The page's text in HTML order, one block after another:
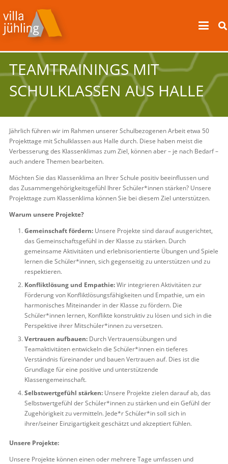
TEAMTRAININGS MIT
SCHULKLASSEN AUS HALLE
Jährlich führen wir im Rahmen unserer Schulbezogenen Arbeit etwa 50
Projekttage mit Schulklassen aus Halle durch. Diese haben meist die
Verbesserung des Klassenklimas zum Ziel, können aber – je nach Bedarf –
auch andere Themen bearbeiten.
Möchten Sie das Klassenklima an Ihrer Schule positiv beeinflussen und
das Zusammengehörigkeitsgefühl Ihrer Schüler*innen stärken? Unsere
Projekttage zum Klassenklima können Sie bei diesem Ziel unterstützen.
Warum unsere Projekte?
Gemeinschaft fördern: Unsere Projekte sind darauf ausgerichtet,
das Gemeinschaftsgefühl in der Klasse zu stärken. Durch
gemeinsame Aktivitäten und erlebnisorientierte Übungen und Spiele
lernen die Schüler*innen, sich gegenseitig zu unterstützen und zu
respektieren.
Konfliktlösung und Empathie:Wir integrieren Aktivitäten zur
Förderung von Konfliktlösungsfähigkeiten und Empathie, um ein
harmonisches Miteinander in der Klasse zu fördern. Die
Schüler*innen lernen, Konflikte konstruktiv zu lösen und sich in die
Perspektive ihrer Mitschüler*innen zu versetzen.
Vertrauen aufbauen: Durch Vertrauensübungen und
Teamaktivitäten entwickeln die Schüler*innen ein tieferes
Verständnis füreinander und bauen Vertrauen auf. Dies ist die
Grundlage für eine positive und unterstützende
Klassengemeinschaft.
Selbstwertgefühl stärken: Unsere Projekte zielen darauf ab, das
Selbstwertgefühl der Schüler*innen zu stärken und ein Gefühl der
Zugehörigkeit zu vermitteln. Jede*r Schüler*in soll sich in
ihrer/seiner Einzigartigkeit geschätzt und akzeptiert fühlen.
Unsere Projekte:
Unsere Projekte können einen oder mehrere Tage umfassen und